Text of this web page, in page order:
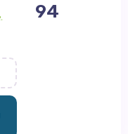
94